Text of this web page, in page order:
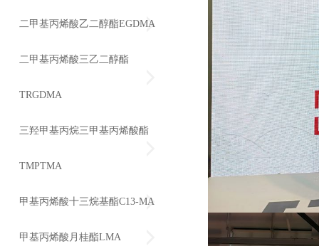
二甲基丙烯酸乙二醇酯EGDMA
二甲基丙烯酸三乙二醇酯
TRGDMA
三羟甲基丙烷三甲基丙烯酸酯
TMPTMA
甲基丙烯酸十三烷基酯C13-MA
甲基丙烯酸月桂酯LMA